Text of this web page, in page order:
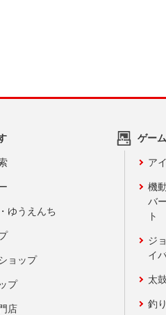
ゆうえんち
ョップ
プ
店
ゲー
ア
機
バ
ト
ジ
イ
太
釣